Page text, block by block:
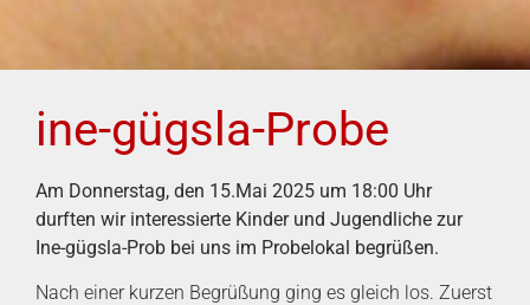
ine-gügsla-Probe
Am Donnerstag, den 15.Mai 2025 um 18:00 Uhr
durften wir interessierte Kinder und Jugendliche zur
Ine-gügsla-Prob bei uns im Probelokal begrüßen.
Nach einer kurzen Begrüßung ging es gleich los. Zuerst